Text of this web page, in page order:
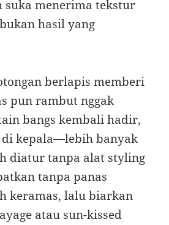
menerima tekstur
hasil yang
berlapis memberi
pun rambut nggak
bangs kembali hadir,
di kepala—lebih banyak
diatur tanpa alat styling
tanpa panas
keramas, lalu biarkan
atau sun-kissed